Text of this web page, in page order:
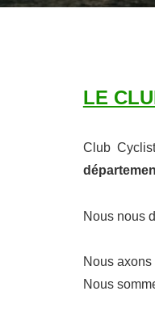
LE
Club
Nous nous
Nous
Nous